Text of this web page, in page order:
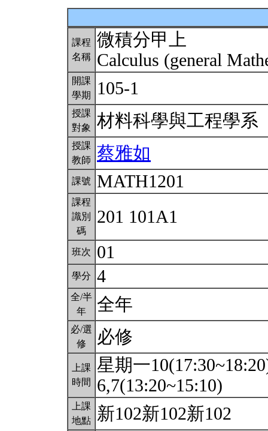
課程
名稱
微積分甲上
Calculus (general
開課
學期
105-1
授課
對象
材料科學與工程學系
授課
教師
蔡雅如
課號 MATH1201
課程
識別
碼
201 101A1
班次 01
學分 4
全/半
年
全年
必/選
修
必修
上課
時間
星期一
6,7(13:20~15:10)
上課
地點
新102新102新102